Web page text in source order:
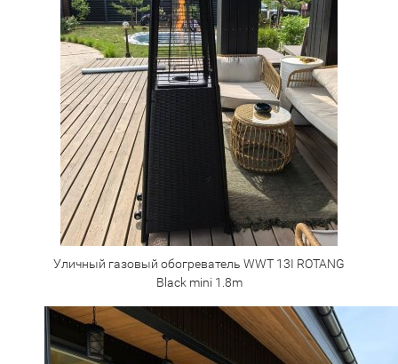
Уличный газовый обогреватель WWT 13I ROTANG
Black mini 1.8m